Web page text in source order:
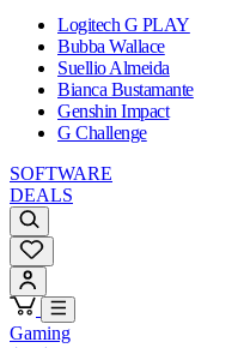
Logitech G PLAY
Bubba Wallace
Suellio Almeida
Bianca Bustamante
Genshin Impact
G Challenge
SOFTWARE
DEALS
Gaming